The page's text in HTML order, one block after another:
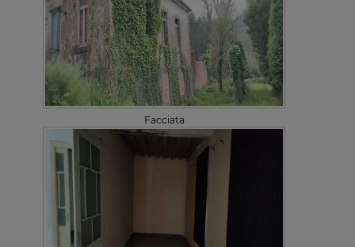
Facciata